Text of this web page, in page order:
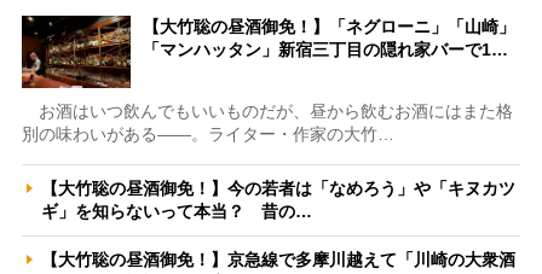
【大竹聡の昼酒御免！】「ネグローニ」「山崎」
「マンハッタン」新宿三丁目の隠れ家バーで1…
お酒はいつ飲んでもいいものだが、昼から飲むお酒にはまた格
別の味わいがある――。ライター・作家の大竹…
【大竹聡の昼酒御免！】今の若者は「なめろう」や「キヌカツ
ギ」を知らないって本当？ 昔の…
【大竹聡の昼酒御免！】京急線で多摩川越えて「川崎の大衆酒